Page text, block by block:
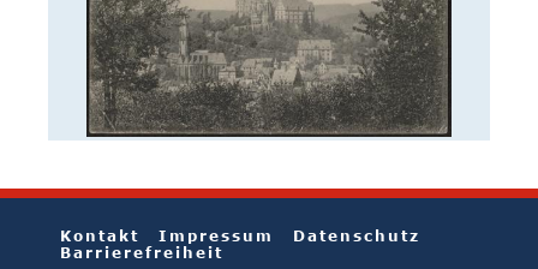
Kontakt Impressum
Datenschutz
Barrierefreiheit